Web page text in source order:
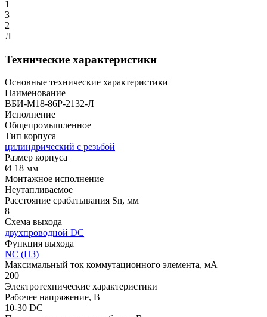
1
3
2
Л
Технические характеристики
Основные технические характеристики
Наименование
ВБИ-М18-86Р-2132-Л
Исполнение
Общепромышленное
Тип корпуса
цилиндрический с резьбой
Размер корпуса
Ø 18 мм
Монтажное исполнение
Неутапливаемое
Расстояние срабатывания Sn, мм
8
Схема выхода
двухпроводной DC
Функция выхода
NC (НЗ)
Максимальный ток коммутационного элемента, мА
200
Электротехнические характеристики
Рабочее напряжение, В
10-30 DC